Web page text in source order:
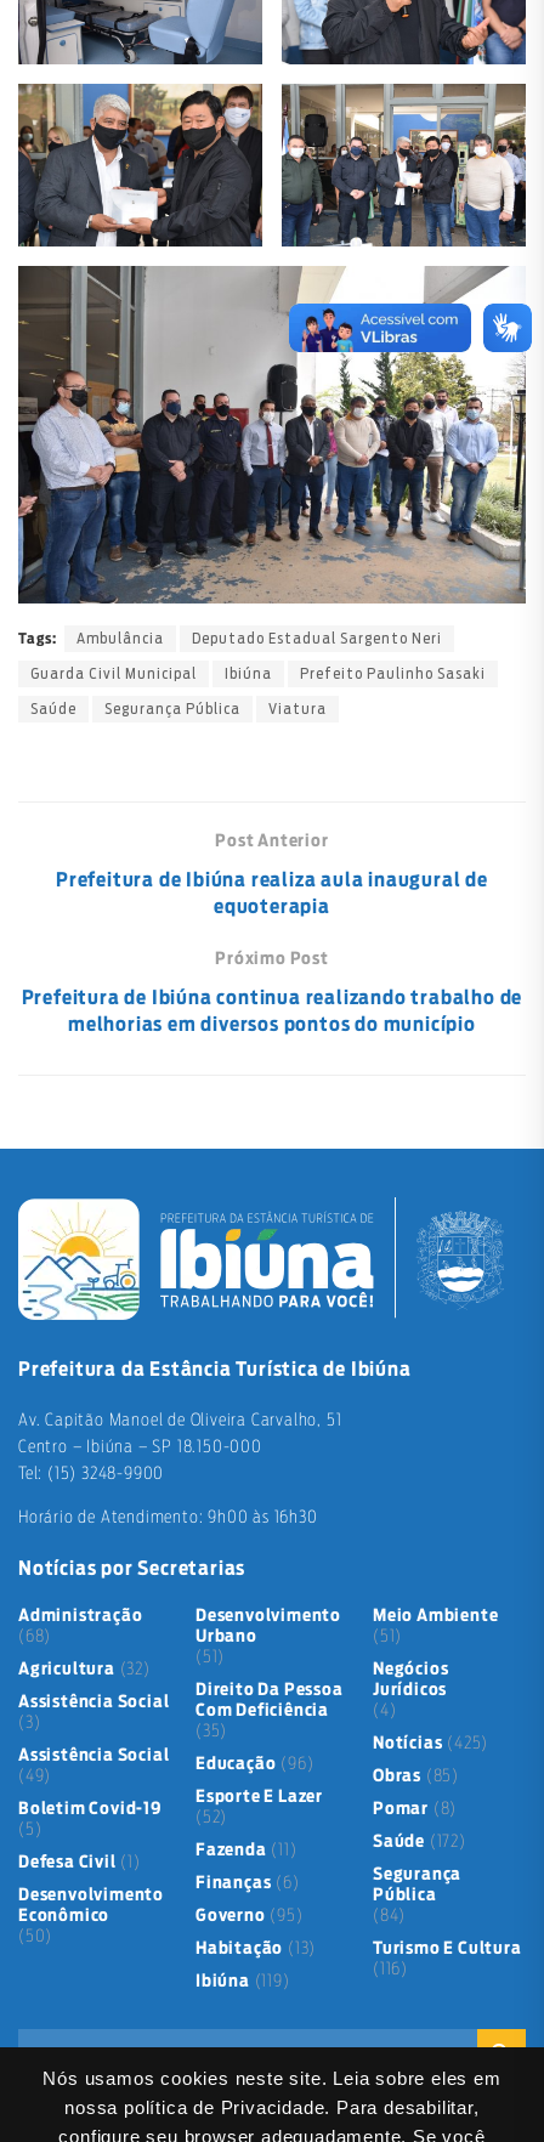
Nós usamos cookies neste site. Leia sobre eles em
nossa política de Privacidade. Para desabilitar,
configure seu browser adequadamente. Se você
Tags: Ambulância Deputado Estadual Sargento Neri
Guarda Civil Municipal Ibiúna Prefeito Paulinho Sasaki
Saúde Segurança Pública Viatura
Post Anterior
Prefeitura de Ibiúna realiza aula inaugural de
equoterapia
Próximo Post
Prefeitura de Ibiúna continua realizando trabalho de
melhorias em diversos pontos do município
Prefeitura da Estância Turística de Ibiúna
Av. Capitão Manoel de Oliveira Carvalho, 51
Centro – Ibiúna – SP 18.150-000
Tel: (15) 3248-9900
Horário de Atendimento: 9h00 às 16h30
Notícias por Secretarias
Administração
(68)
Agricultura (32)
Assistência Social
(3)
Assistência Social
(49)
Boletim Covid-19
(5)
Defesa Civil (1)
Desenvolvimento
Econômico
(50)
Desenvolvimento
Urbano
(51)
Direito Da Pessoa
Com Deficiência
(35)
Educação (96)
Esporte E Lazer
(52)
Fazenda (11)
Finanças (6)
Governo (95)
Habitação (13)
Ibiúna (119)
Meio Ambiente
(51)
Negócios
Jurídicos
(4)
Notícias (425)
Obras (85)
Pomar (8)
Saúde (172)
Segurança
Pública
(84)
Turismo E Cultura
(116)